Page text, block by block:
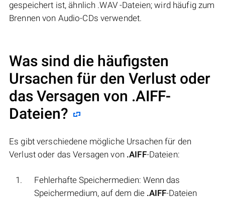
gespeichert ist, ähnlich .WAV -Dateien; wird häufig zum
Brennen von Audio-CDs verwendet.
Was sind die häufigsten
Ursachen für den Verlust oder
das Versagen von .AIFF-
Dateien?
Es gibt verschiedene mögliche Ursachen für den
Verlust oder das Versagen von .AIFF-Dateien:
Fehlerhafte Speichermedien: Wenn das
Speichermedium, auf dem die .AIFF-Dateien